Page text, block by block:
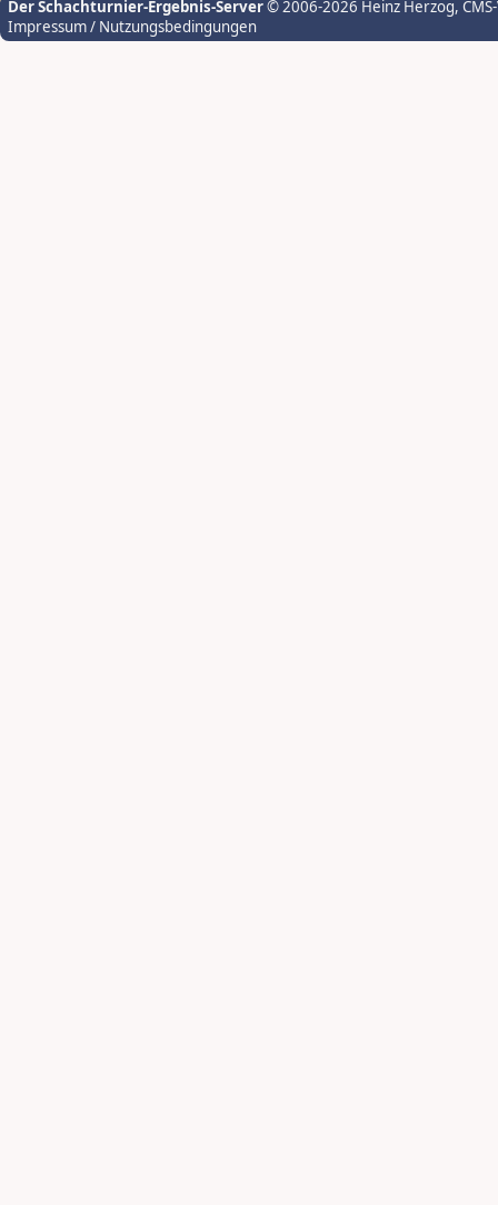
Der Schachturnier-Ergebnis-Server© 2006-2026 Heinz Herzog,
Impressum / Nutzungsbedingungen